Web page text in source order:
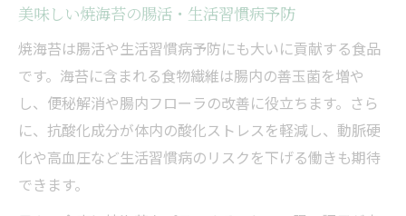
美味しい焼海苔の腸活・生活習慣病予防
焼海苔は腸活や生活習慣病予防にも大いに貢献する食品
です。海苔に含まれる食物繊維は腸内の善玉菌を増や
し、便秘解消や腸内フローラの改善に役立ちます。さら
に、抗酸化成分が体内の酸化ストレスを軽減し、動脈硬
化や高血圧など生活習慣病のリスクを下げる働きも期待
できます。